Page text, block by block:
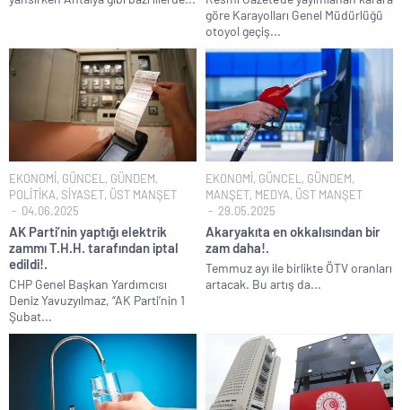
Terörsüz Türkiye hedefinde yasal süreç başlıyor..
Veli Ağbaba’nın ağabeyi de rüşvetten gözaltına alındı!.
Sevgilisine “Ben Rüşvetsiz İş Yapamam” mesajı atan CHP’li
Başkanın skandal yazışmaları!.
LGS tercih sonuçları açıklandı.. Tek tıkla öğren..
6.37 TL’lik indirimini ÖTV kazığı ile iptal edip 1 liraya düşürdüler!.
Fenerbahçe Konyaspor maçında F-16 ile gövde gösterisi yapan
paşa emekliye sevk edildi!.
CHP’li Erdal Beşikçioğlu’nun uyuşturucu testi pozitif çıktı!.
Bay Kemal gibi şimdiden “İktidar Olamazsam İstifa Ederim” gazları
vermeye başladı!.
ABD’de de 25 eyalet Trump yönetimine karşı dava açtı!.
Brent petrol çakıldı!.
Rüşvet ve yolsuzluktan tutuklanan CHP’li Erdal Beşikçioğlu
görevden uzaklaştırıldı!.
göre Karayolları Genel Müdürlüğü
otoyol geçiş...
EKONOMİ, GÜNCEL , GÜNDEM,
POLİTİKA, SİYASET, ÜST MANŞET
04.06.2025
AK Parti’nin yaptığı elektrik
zammı T.H.H. tarafından iptal
edildi!.
CHP Genel Başkan Yardımcısı
Deniz Yavuzyılmaz, “AK Parti’nin 1
Şubat...
EKONOMİ, GÜNCEL , GÜNDEM,
MANŞET, MEDYA, ÜST MANŞET
29.05.2025
Akaryakıta en okkalısından bir
zam daha!.
Temmuz ayı ile birlikte ÖTV oranları
artacak. Bu artış da...